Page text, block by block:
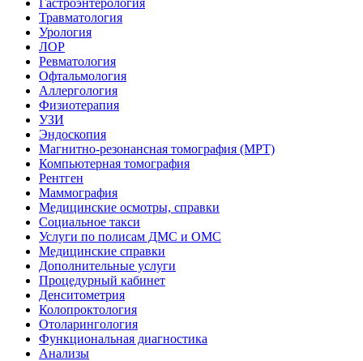
Гастроэнтерология
Травматология
Урология
ЛОР
Ревматология
Офтальмология
Аллергология
Физиотерапия
УЗИ
Эндоскопия
Магнитно-резонансная томография (МРТ)
Компьютерная томография
Рентген
Маммография
Медицинские осмотры, справки
Социальное такси
Услуги по полисам ДМС и ОМС
Медицинские справки
Дополнительные услуги
Процедурный кабинет
Денситометрия
Колопроктология
Отоларингология
Функциональная диагностика
Анализы